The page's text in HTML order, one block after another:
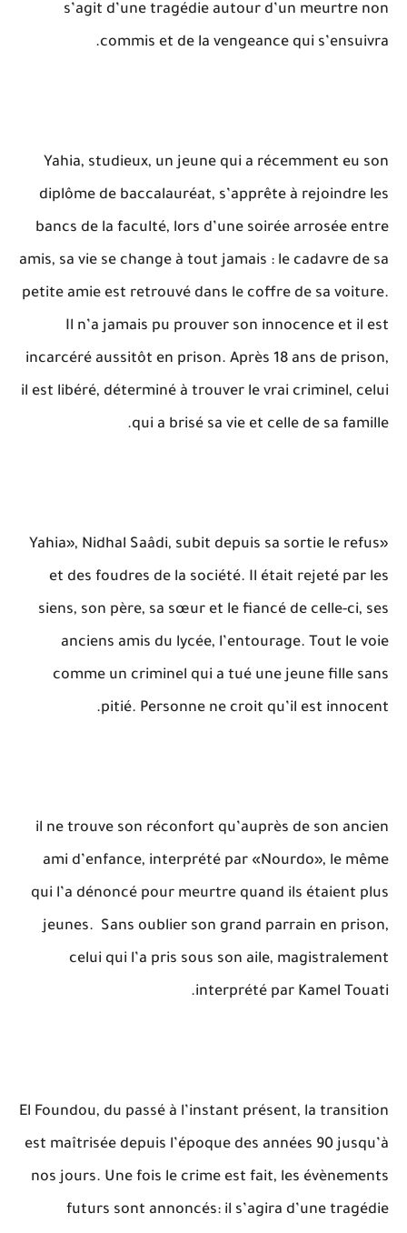
s’agit d’une tragédie autour d’un meurtre non
commis et de la vengeance qui s’ensuivra.
Yahia, studieux, un jeune qui a récemment eu son
diplôme de baccalauréat, s’apprête à rejoindre les
bancs de la faculté, lors d’une soirée arrosée entre
amis, sa vie se change à tout jamais : le cadavre de sa
petite amie est retrouvé dans le coffre de sa voiture.
Il n’a jamais pu prouver son innocence et il est
incarcéré aussitôt en prison. Après 18 ans de prison,
il est libéré, déterminé à trouver le vrai criminel, celui
qui a brisé sa vie et celle de sa famille.
«Yahia», Nidhal Saâdi, subit depuis sa sortie le refus
et des foudres de la société. Il était rejeté par les
siens, son père, sa sœur et le fiancé de celle-ci, ses
anciens amis du lycée, l’entourage. Tout le voie
comme un criminel qui a tué une jeune fille sans
pitié. Personne ne croit qu’il est innocent.
il ne trouve son réconfort qu’auprès de son ancien
ami d’enfance, interprété par «Nourdo», le même
qui l’a dénoncé pour meurtre quand ils étaient plus
jeunes. Sans oublier son grand parrain en prison,
celui qui l’a pris sous son aile, magistralement
interprété par Kamel Touati.
El Foundou, du passé à l’instant présent, la transition
est maîtrisée depuis l’époque des années 90 jusqu’à
nos jours. Une fois le crime est fait, les évènements
futurs sont annoncés: il s’agira d’une tragédie